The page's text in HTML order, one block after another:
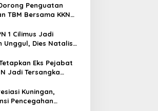
Penguatan
TBM Bersama KKN
1 Cilimus Jadi
Unggul, Dies Natalis
Eks Pejabat
Jadi Tersangka
Kuningan,
Pencegahan